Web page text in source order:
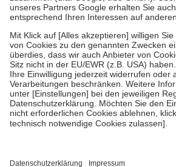
Um das Engagement der Versicherten für
stärken und die besondere Stellung der
fallenkeine Zuzahlungenan bei:
• Kindern und Jugendlichen bis zum
mit Ausnahme der Fahrkosten
• Untersuchungen zur Vorsorge und
GKV getragen werden
• empfohlenen Schutzimpfungen
• Harn- und Blutteststreifen
getroffen, um sicherzustellen, dass es sich